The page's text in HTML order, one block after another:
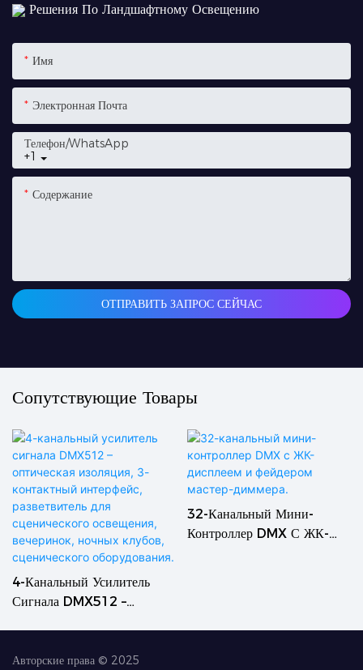
Решения По Ландшафтному Освещению
Имя
Электронная Почта
+1
Телефон/WhatsApp
Содержание
ОТПРАВИТЬ ЗАПРОС СЕЙЧАС
Сопутствующие Товары
4-Канальный Усилитель
Сигнала DMX512 –
Разветвитель Для
32-Канальный Мини-
Контроллер DMX С ЖК-
Авторские права © 2025